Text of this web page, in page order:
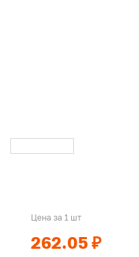
Цена за 1 шт
262.05 ₽